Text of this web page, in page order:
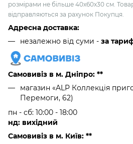
розмірами не більше 40х60х30 см.
відправляються за рахунок Покупця.
Адресна доставка:
незалежно від суми - за
Самовивіз в м. Дніпро: **
магазин «ALP Коллекція
Перемоги, 62)
пн - сб: 10:00 - 18:00
нд: вихідний
Самовивіз в м. Київ: **